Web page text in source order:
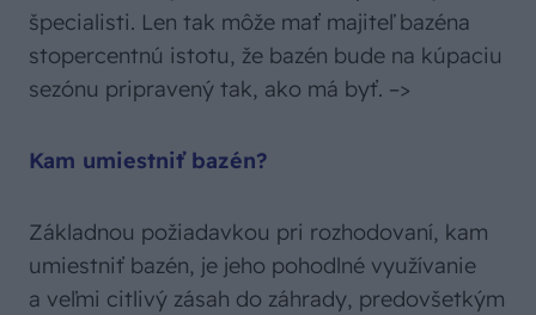
špecialisti. Len tak môže mať majiteľ bazéna
stopercentnú istotu, že bazén bude na kúpaciu
sezónu pripravený tak, ako má byť. –>
Kam umiestniť bazén?
Základnou požiadavkou pri rozhodovaní, kam
umiestniť bazén, je jeho pohodlné využívanie
a veľmi citlivý zásah do záhrady, predovšetkým